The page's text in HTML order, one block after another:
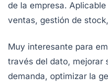
de la empresa.
ventas, gestión de
Muy interesante para
través del dato, mejorar
demanda, optimizar la